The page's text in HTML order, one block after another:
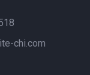
chi.com